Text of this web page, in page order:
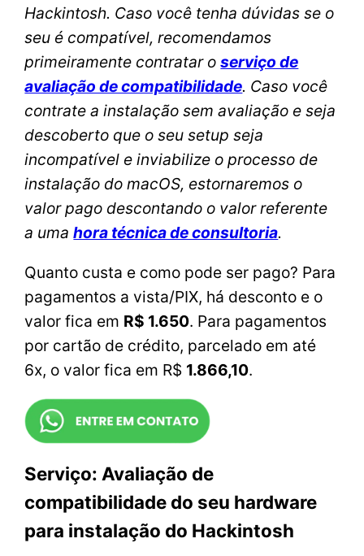
Hackintosh. Caso você tenha dúvidas se o
seu é compatível, recomendamos
primeiramente contratar oserviço de
avaliação de compatibilidade. Caso você
contrate a instalação sem avaliação e seja
descoberto que o seu setup seja
incompatível e inviabilize o processo de
instalação do macOS, estornaremos o
valor pago descontando o valor referente
a umahora técnica de consultoria.
Quanto custa e como pode ser pago? Para
pagamentos a vista/PIX, há desconto e o
valor fica em R$ 1.650. Para pagamentos
por cartão de crédito, parcelado em até
6x, o valor fica em R$ 1.866,10.
Serviço: Avaliação de
compatibilidade do seu hardware
para instalação do Hackintosh